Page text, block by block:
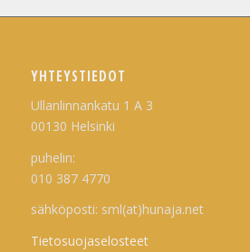
YHTEYSTIEDOT
Ullanlinnankatu 1 A 3
00130 Helsinki
puhelin:
010 387 4770
sähköposti: sml(at)hunaja.net
Tietosuojaselosteet